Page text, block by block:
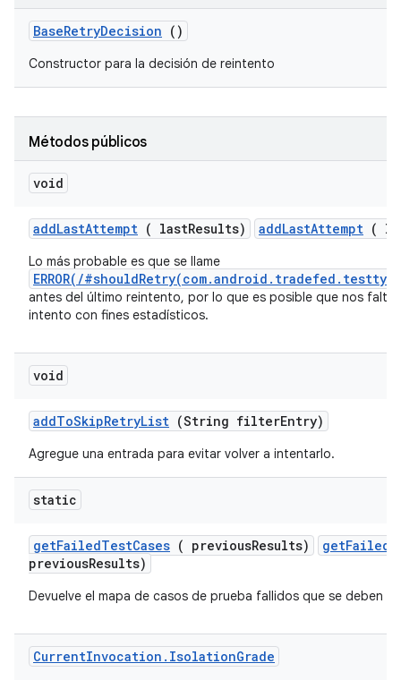
BaseRetryDecision ()
Constructor para la decisión de reintento
Métodos públicos
void
addLastAttempt ( lastResults) addLastAttempt (
Lo más probable es que se llame
ERROR(/
antes del último reintento, por lo que es posible que nos
intento con fines estadísticos.
void
addToSkipRetryList (String filterEntry)
Agregue una entrada para evitar volver a intentarlo.
static
getFailedTestCases ( previousResults)
previousResults)
Devuelve el mapa de casos de prueba fallidos que se deben
CurrentInvocation . IsolationGrade